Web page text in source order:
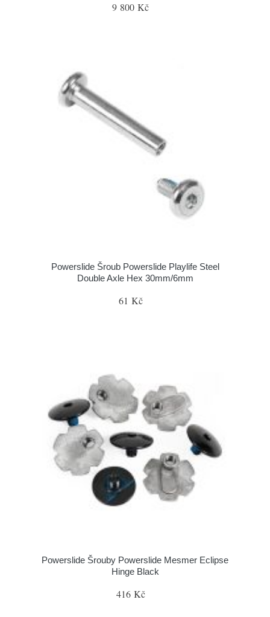
9 800 Kč
Powerslide Šroub Powerslide Playlife Steel
Double Axle Hex 30mm/6mm
61 Kč
Powerslide Šrouby Powerslide Mesmer Eclipse
Hinge Black
416 Kč